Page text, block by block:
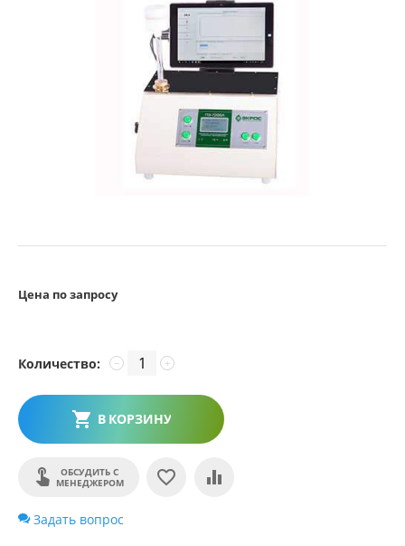
Цена по запросу
Количество: +
−
В КОРЗИНУ
ОБСУДИТЬ С
МЕНЕДЖЕРОМ
Задать вопрос